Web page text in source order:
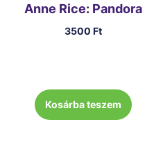
Anne Rice: Pandora
3500Ft
Kosárba teszem